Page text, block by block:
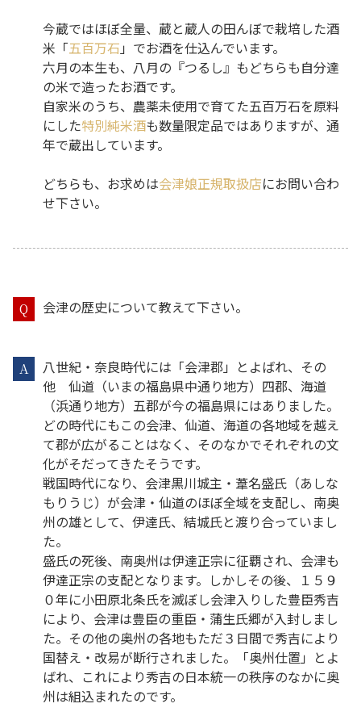
今蔵ではほぼ全量、蔵と蔵人の田んぼで栽培した酒
米「五百万石 」でお酒を仕込んでいます。
六月の本生も、八月の『つるし』もどちらも自分達
の米で造ったお酒です。
自家米のうち、農薬未使用で育てた五百万石を原料
にした特別純米酒も数量限定品ではありますが、通
年で蔵出しています。
どちらも、お求めは会津娘正規取扱店にお問い合わ
せ下さい。
Q 会津の歴史について教えて下さい。
A
八世紀・奈良時代には「会津郡」とよばれ、その
他 仙道（いまの福島県中通り地方）四郡、海道
（浜通り地方）五郡が今の福島県にはありました。
どの時代にもこの会津、仙道、海道の各地域を越え
て郡が広がることはなく、そのなかでそれぞれの文
化がそだってきたそうです。
戦国時代になり、会津黒川城主・葦名盛氏（あしな
もりうじ）が会津・仙道のほぼ全域を支配し、南奥
州の雄として、伊達氏、結城氏と渡り合っていまし
た。
盛氏の死後、南奥州は伊達正宗に征覇され、会津も
伊達正宗の支配となります。しかしその後、１５９
０年に小田原北条氏を滅ぼし会津入りした豊臣秀吉
により、会津は豊臣の重臣・蒲生氏郷が入封しまし
た。その他の奥州の各地もただ３日間で秀吉により
国替え・改易が断行されました。「奥州仕置」とよ
ばれ、これにより秀吉の日本統一の秩序のなかに奥
州は組込まれたのです。